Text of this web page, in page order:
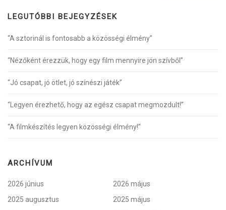
LEGUTÓBBI BEJEGYZÉSEK
“A sztorinál is fontosabb a közösségi élmény”
“Nézőként érezzük, hogy egy film mennyire jön szívből”
“Jó csapat, jó ötlet, jó színészi játék”
“Legyen érezhető, hogy az egész csapat megmozdult!”
“A filmkészítés legyen közösségi élmény!”
ARCHÍVUM
2026 június
2026 május
2025 augusztus
2025 május